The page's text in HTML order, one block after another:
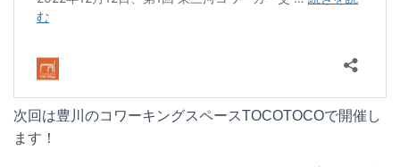
次回は豊川のコワーキングスペースTOCOTOCOで開催し
ます！